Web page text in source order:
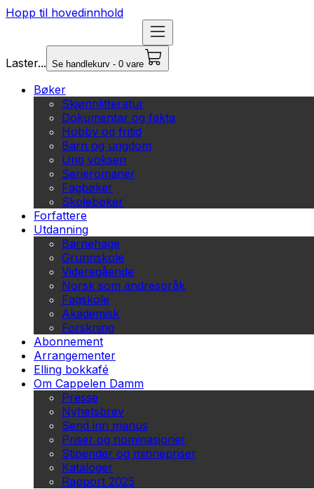
Hopp til hovedinnhold
Laster... Se handlekurv - 0 vare
Bøker
Skjønnlitteratur
Dokumentar og fakta
Hobby og fritid
Barn og ungdom
Ung voksen
Serieromaner
Fagbøker
Skolebøker
Forfattere
Utdanning
Barnehage
Grunnskole
Videregående
Norsk som andrespråk
Fagskole
Akademisk
Forskning
Abonnement
Arrangementer
Elling bokkafé
Om Cappelen Damm
Presse
Nyhetsbrev
Send inn manus
Priser og nominasjoner
Stipender og minnepriser
Kataloger
Rapport 2025